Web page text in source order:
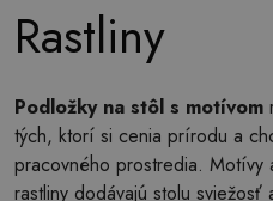
Rastliny
Podložky na stôl s motívom
tých, ktorí si cenia prírodu a
pracovného prostredia. Motívy
rastliny dodávajú stolu sviežosť